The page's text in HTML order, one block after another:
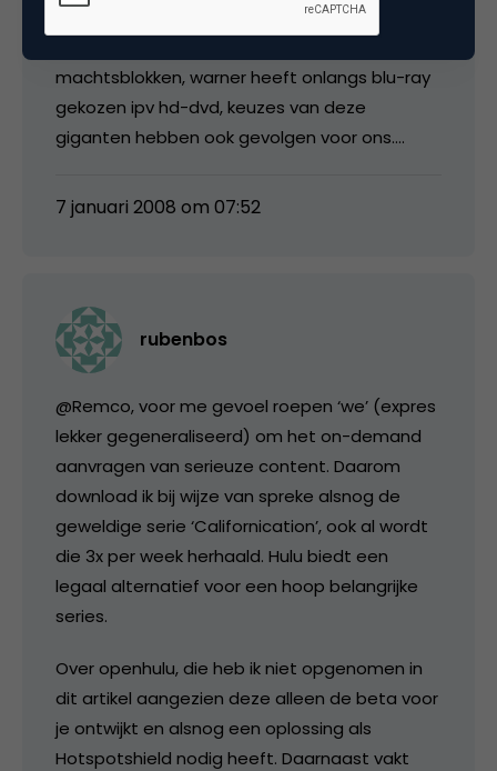
grootste film/serie titels, ik verwacht van hen
machtsblokken, warner heeft onlangs blu-ray
gekozen ipv hd-dvd, keuzes van deze
giganten hebben ook gevolgen voor ons….
7 januari 2008 om 07:52
rubenbos
@Remco, voor me gevoel roepen ‘we’ (expres
lekker gegeneraliseerd) om het on-demand
aanvragen van serieuze content. Daarom
download ik bij wijze van spreke alsnog de
geweldige serie ‘Californication’, ook al wordt
die 3x per week herhaald. Hulu biedt een
legaal alternatief voor een hoop belangrijke
series.
Over openhulu, die heb ik niet opgenomen in
dit artikel aangezien deze alleen de beta voor
je ontwijkt en alsnog een oplossing als
Hotspotshield nodig heeft. Daarnaast vakt